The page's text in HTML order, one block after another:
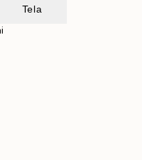
Tela